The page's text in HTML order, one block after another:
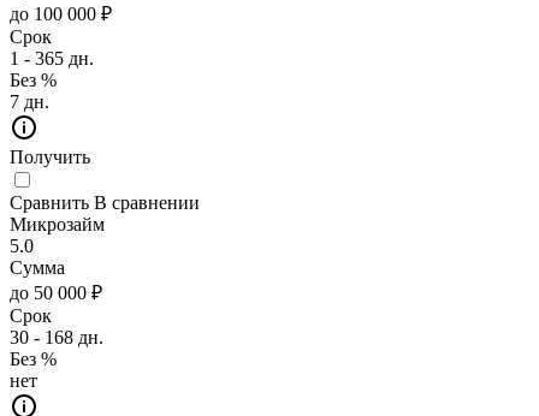
до 100 000 ₽
Срок
1 - 365 дн.
Без %
7 дн.
Получить
Сравнить В сравнении
Микрозайм
5.0
Сумма
до 50 000 ₽
Срок
30 - 168 дн.
Без %
нет